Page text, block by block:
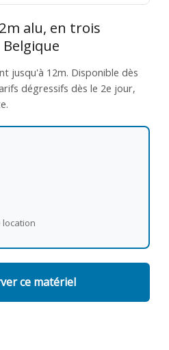
alu, en trois
jusqu'à 12m. Disponible dès
dégressifs dès le 2e jour,
ce matériel